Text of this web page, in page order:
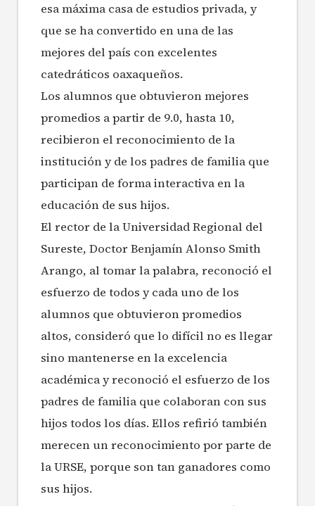
esa máxima casa de estudios privada, y
que se ha convertido en una de las
mejores del país con excelentes
catedráticos oaxaqueños.
Los alumnos que obtuvieron mejores
promedios a partir de 9.0, hasta 10,
recibieron el reconocimiento de la
institución y de los padres de familia que
participan de forma interactiva en la
educación de sus hijos.
El rector de la Universidad Regional del
Sureste, Doctor Benjamín Alonso Smith
Arango, al tomar la palabra, reconoció el
esfuerzo de todos y cada uno de los
alumnos que obtuvieron promedios
altos, consideró que lo difícil no es llegar
sino mantenerse en la excelencia
académica y reconoció el esfuerzo de los
padres de familia que colaboran con sus
hijos todos los días. Ellos refirió también
merecen un reconocimiento por parte de
la URSE, porque son tan ganadores como
sus hijos.